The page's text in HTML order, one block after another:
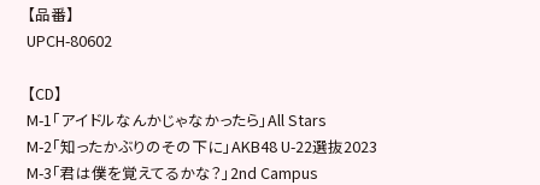
【品番】
UPCH-80602
【CD】
M-1「アイドルなんかじゃなかったら」All Stars
M-2「知ったかぶりのその下に」AKB48 U-22選抜2023
M-3「君は僕を覚えてるかな？」2nd Campus